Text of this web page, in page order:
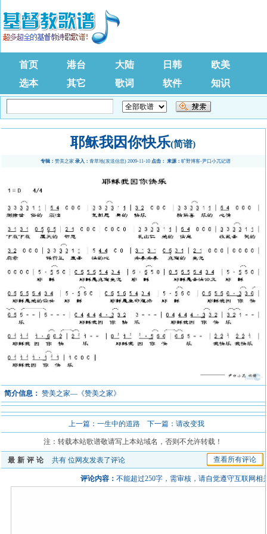
首页 港台 大陆 日韩
欧美
选本
其它 歌词 软件 知识
耶稣我因你快乐(简谱)
专辑：赞美之家 录入：青草地(发送信息) 2009-11-10 点击： 来源：旷野博客-尹口小兀记谱
简介信息： 赞美之家—《赞美之家》
上一篇： 一生中的道路下一篇： 请改变我
注：转载本站歌谱敬请写上本站域名，否则不允许转载！
最新评论 共有位网友发表了评论 查看所有评论
评论内容：不能超过250字，需审核，请自觉遵守互联网相